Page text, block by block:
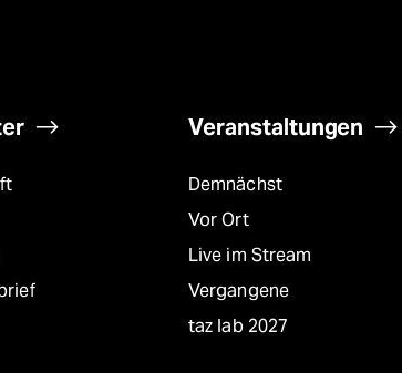
Veranstaltungen
Demnächst
Vor Ort
Live im Stream
Vergangene
taz lab 2027